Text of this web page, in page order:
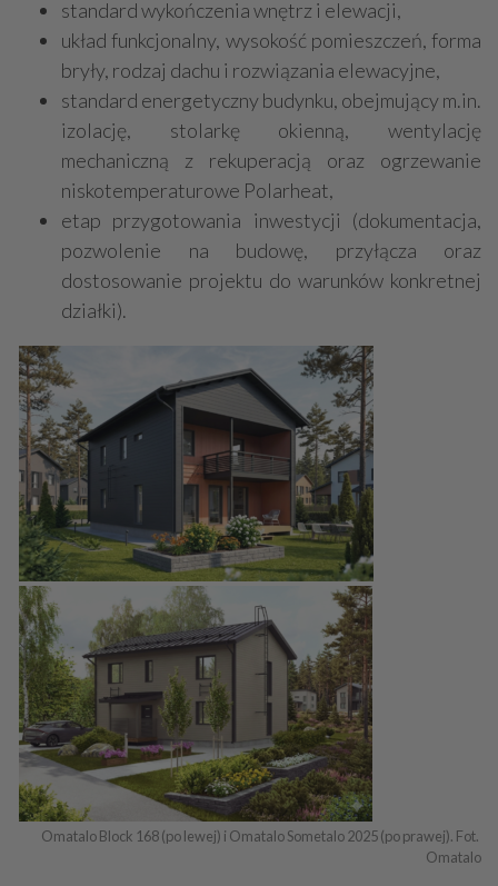
standard wykończenia wnętrz i elewacji,
układ funkcjonalny, wysokość pomieszczeń, forma
bryły, rodzaj dachu i rozwiązania elewacyjne,
standard energetyczny budynku, obejmujący m.in.
izolację, stolarkę okienną, wentylację
mechaniczną z rekuperacją oraz ogrzewanie
niskotemperaturowe Polarheat,
etap przygotowania inwestycji (dokumentacja,
pozwolenie na budowę, przyłącza oraz
dostosowanie projektu do warunków konkretnej
działki).
Omatalo Block 168 (po lewej) i Omatalo Sometalo 2025 (po prawej). Fot.
Omatalo